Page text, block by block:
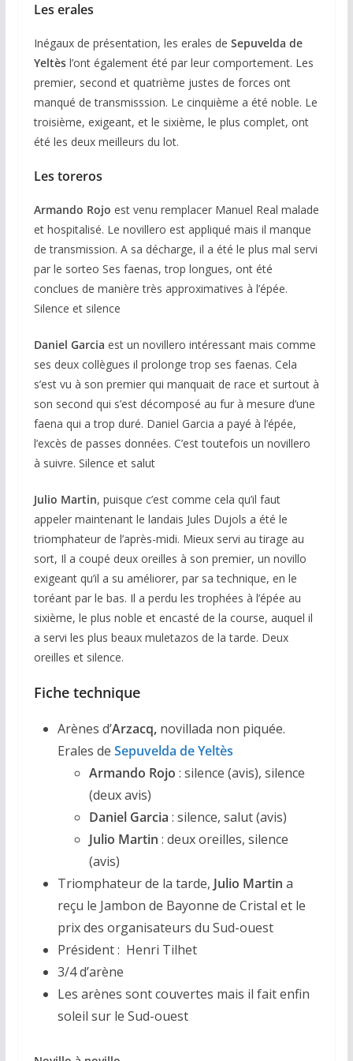
Les erales
Inégaux de présentation, les erales de Sepuvelda de
Yeltèsl’ont également été par leur comportement. Les
premier, second et quatrième justes de forces ont
manqué de transmisssion. Le cinquième a été noble. Le
troisième, exigeant, et le sixième, le plus complet, ont
été les deux meilleurs du lot.
Les toreros
Armando Rojo est venu remplacer Manuel Real malade
et hospitalisé. Le novillero est appliqué mais il manque
de transmission. A sa décharge, il a été le plus mal servi
par le sorteo Ses faenas, trop longues, ont été
conclues de manière très approximatives à l’épée.
Silence et silence
Daniel Garcia est un novillero intéressant mais comme
ses deux collègues il prolonge trop ses faenas. Cela
s’est vu à son premier qui manquait de race et surtout à
son second qui s’est décomposé au fur à mesure d’une
faena qui a trop duré. Daniel Garcia a payé à l’épée,
l’excès de passes données. C’est toutefois un novillero
à suivre. Silence et salut
Julio Martin, puisque c’est comme cela qu’il faut
appeler maintenant le landais Jules Dujols a été le
triomphateur de l’après-midi. Mieux servi au tirage au
sort, Il a coupé deux oreilles à son premier, un novillo
exigeant qu’il a su améliorer, par sa technique, en le
toréant par le bas. Il a perdu les trophées à l’épée au
sixième, le plus noble et encasté de la course, auquel il
a servi les plus beaux muletazos de la tarde. Deux
oreilles et silence.
Fiche technique
Arènes d’Arzacq,novillada non piquée.
Erales de Sepuvelda de Yeltès
Armando Rojo : silence (avis), silence
(deux avis)
Daniel Garcia : silence, salut (avis)
Julio Martin : deux oreilles, silence
(avis)
Triomphateur de la tarde, Julio Martin a
reçu le Jambon de Bayonne de Cristal et le
prix des organisateurs du Sud-ouest
Président : Henri Tilhet
3/4 d’arène
Les arènes sont couvertes mais il fait enfin
soleil sur le Sud-ouest